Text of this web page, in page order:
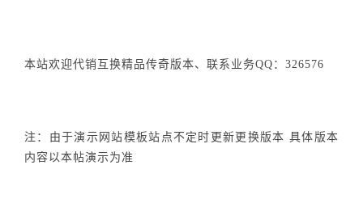
本站欢迎代销互换精品传奇版本、联系业务QQ：326576
注：由于演示网站模板站点不定时更新更换版本 具体版本
内容以本帖演示为准